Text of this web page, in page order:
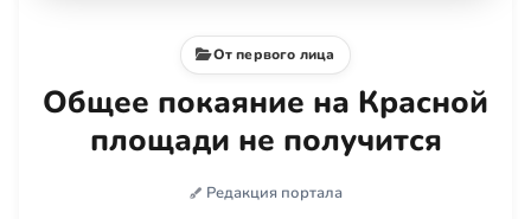
От первого лица
Общее покаяние на Красной
площади не получится
Редакция портала